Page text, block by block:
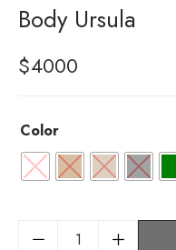
Body Ursula
$4000
Color